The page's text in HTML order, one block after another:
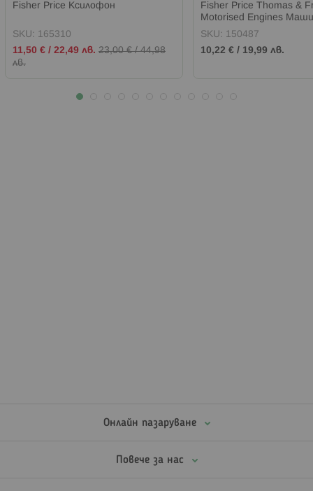
Fisher Price Ксилофон
SKU: 165310
Промо
цена
11,50 € / 22,49 лв. 23,00 €/44,98
лв.
Fisher Price Thomas &
Motorised Engines
SKU: 150487
10,22 € / 19,99 лв.
Онлайн пазаруване
Повече за нас